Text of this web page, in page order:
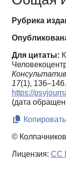
Рубрика
Для цитаты:
17(1),
https://
(дата
©
Лицензия: CC